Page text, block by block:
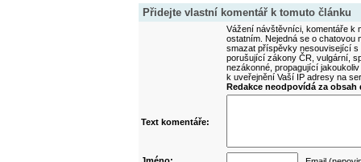
Přidejte vlastní komentář k tomuto článku
Vážení návštěvníci, komentáře k
ostatním. Nejedná se o
smazat příspěvky nesouvisející
porušující zákony ČR, vulgární,
nezákonné, propagující
k uveřejnění Vaší IP adresy na
Redakce neodpovídá za
Text komentáře: